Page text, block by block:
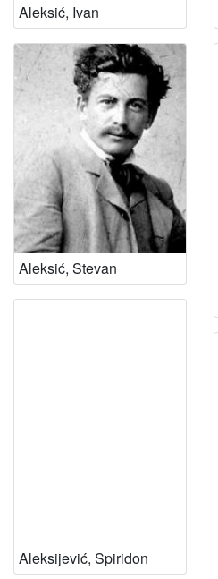
Aleksić, Ivan
Aleksić, Stevan
Aleksijević, Spiridon